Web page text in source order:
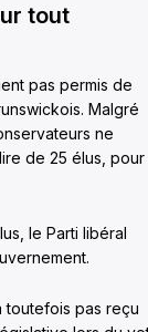
tout
pas permis de
Malgré
ne
de 25 élus, pour
le Parti libéral
toutefois pas reçu